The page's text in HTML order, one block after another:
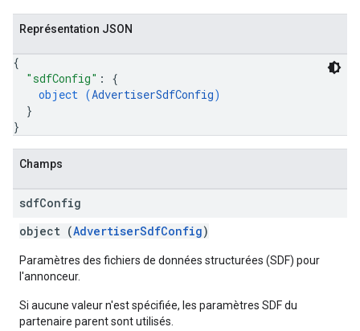
Représentation JSON
{
"sdfConfig" : {
object (AdvertiserSdfConfig)
}
}
Champs
sdfConfig
object (AdvertiserSdfConfig)
Paramètres des fichiers de données structurées (SDF) pour
l'annonceur.
Si aucune valeur n'est spécifiée, les paramètres SDF du
partenaire parent sont utilisés.